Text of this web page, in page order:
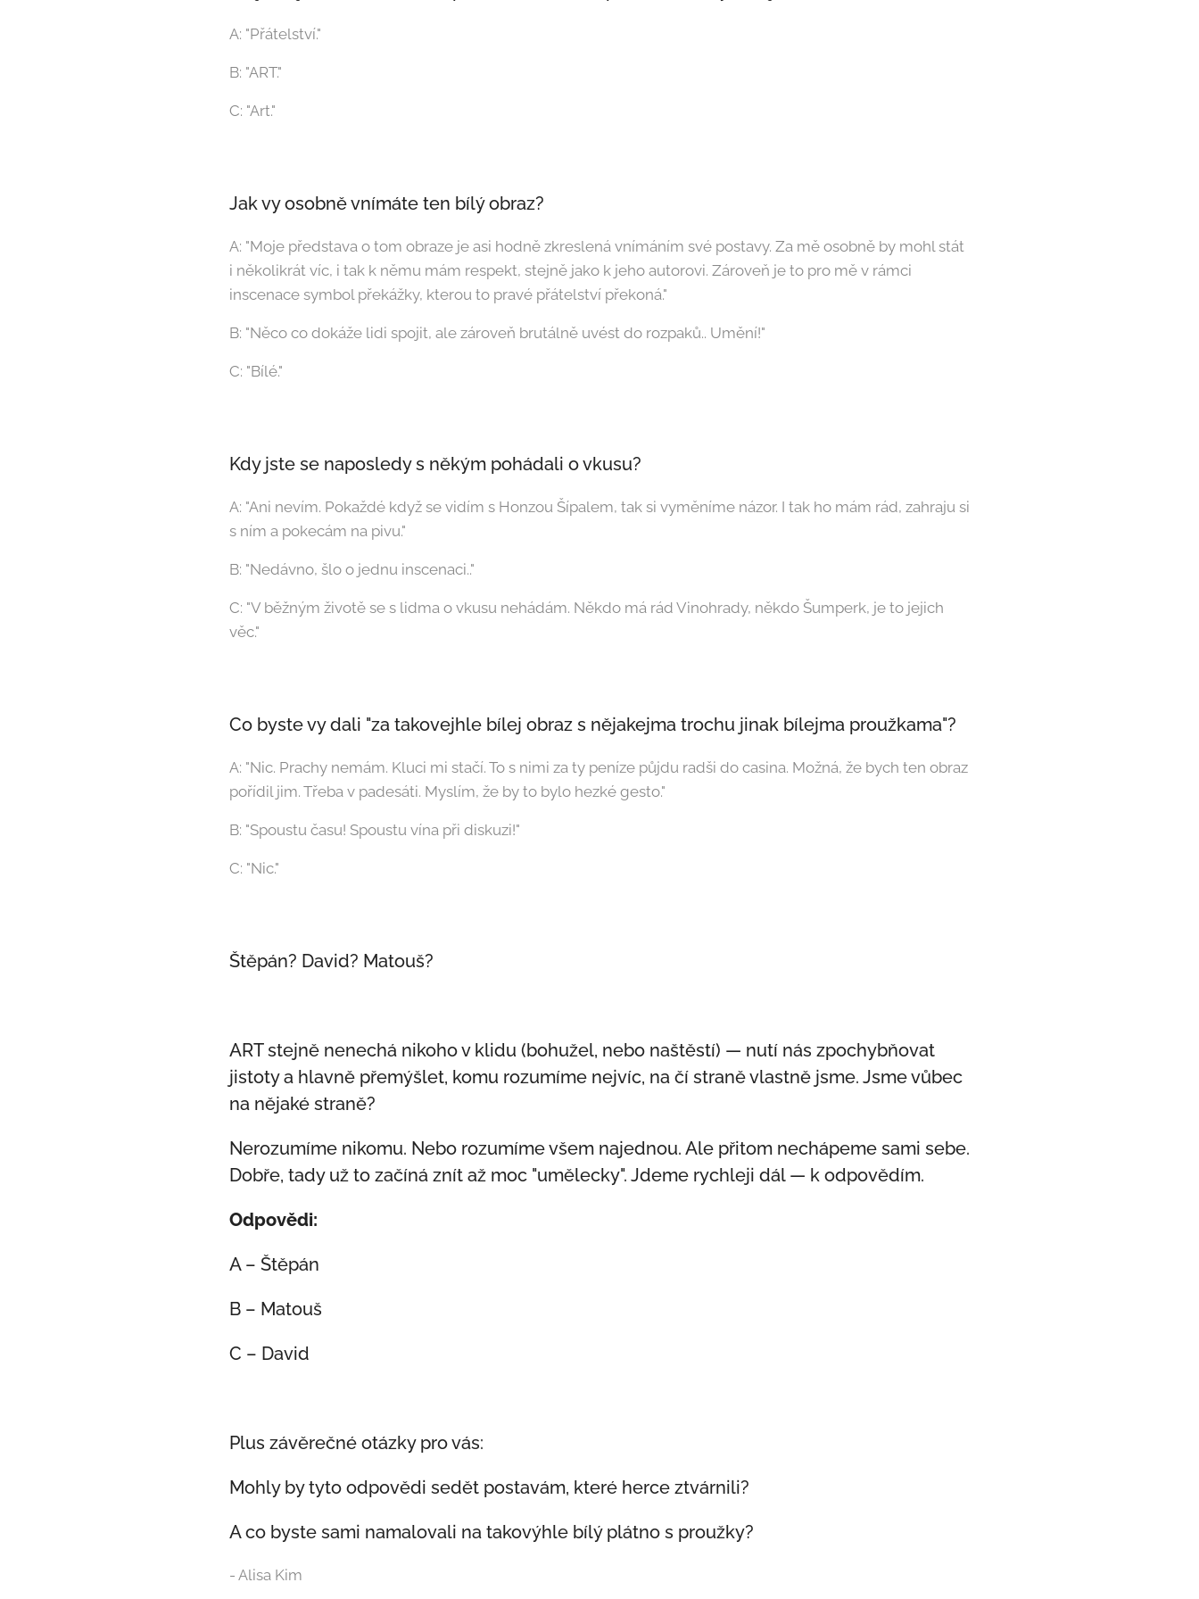
A: "Přátelství."
B: "ART."
C: "Art."
Jak vy osobně vnímáte ten bílý obraz?
A: "Moje představa o tom obraze je asi hodně zkreslená vnímáním své postavy. Za mě osobně by mohl stát
i několikrát víc, i tak k němu mám respekt, stejně jako k jeho autorovi. Zároveň je to pro mě v rámci
inscenace symbol překážky, kterou to pravé přátelství překoná."
B: "Něco co dokáže lidi spojit, ale zároveň brutálně uvést do rozpaků.. Umění!"
C: "Bílé."
Kdy jste se naposledy s někým pohádali o vkusu?
A: "Ani nevím. Pokaždé když se vidím s Honzou Šípalem, tak si vyměníme názor. I tak ho mám rád, zahraju si
s ním a pokecám na pivu."
B: "Nedávno, šlo o jednu inscenaci.."
C: "V běžným životě se s lidma o vkusu nehádám. Někdo má rád Vinohrady, někdo Šumperk, je to jejich
věc."
Co byste vy dali "za takovejhle bílej obraz s nějakejma trochu jinak bílejma proužkama"?
A: "Nic. Prachy nemám. Kluci mi stačí. To s nimi za ty peníze půjdu radši do casina. Možná, že bych ten obraz
pořídil jim. Třeba v padesáti. Myslím, že by to bylo hezké gesto."
B: "Spoustu času! Spoustu vína při diskuzi!"
C: "Nic."
Štěpán? David? Matouš?
ART stejně nenechá nikoho v klidu (bohužel, nebo naštěstí) — nutí nás zpochybňovat
jistoty a hlavně přemýšlet, komu rozumíme nejvíc, na čí straně vlastně jsme. Jsme vůbec
na nějaké straně?
Nerozumíme nikomu. Nebo rozumíme všem najednou. Ale přitom nechápeme sami sebe.
Dobře, tady už to začíná znít až moc "umělecky". Jdeme rychleji dál — k odpovědím.
Odpovědi:
A – Štěpán
B – Matouš
C – David
Plus závěrečné otázky pro vás:
Mohly by tyto odpovědi sedět postavám, které herce ztvárnili?
A co byste sami namalovali na takovýhle bílý plátno s proužky?
- Alisa Kim